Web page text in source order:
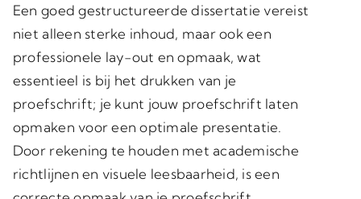
Een goed gestructureerde dissertatie vereist
niet alleen sterke inhoud, maar ook een
professionele lay-out en opmaak, wat
essentieel is bij het drukken van je
proefschrift; je kunt jouw proefschrift laten
opmaken voor een optimale presentatie.
Door rekening te houden met academische
richtlijnen en visuele leesbaarheid, is een